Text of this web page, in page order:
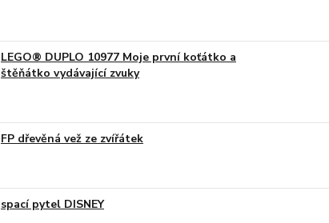
LEGO® DUPLO 10977 Moje první koťátko a
štěňátko vydávající zvuky
FP dřevěná vež ze zvířátek
spací pytel DISNEY